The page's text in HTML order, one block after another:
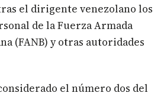
el dirigente venezolano los
de la Fuerza Armada
(FANB) y otras autoridades
el número dos del